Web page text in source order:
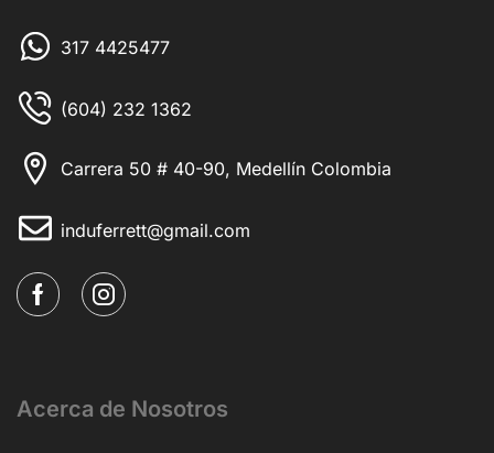
317 4425477
(604) 232 1362
Carrera 50 # 40-90, Medellín Colombia
induferrett@gmail.com
Acerca de Nosotros